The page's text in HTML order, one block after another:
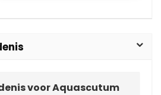
voor Aquascutum